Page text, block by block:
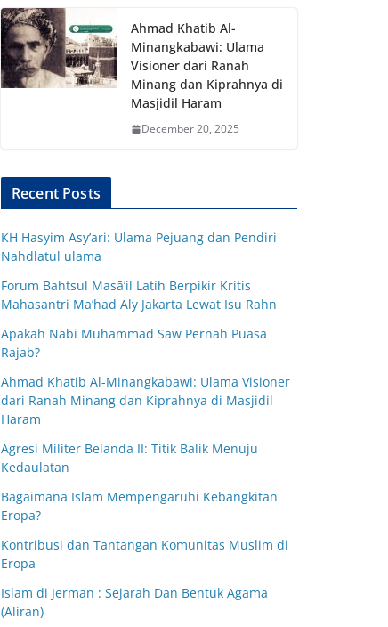
Ahmad Khatib Al-
Minangkabawi: Ulama
Visioner dari Ranah
Minang dan Kiprahnya di
Masjidil Haram
December 20, 2025
Recent Posts
KH Hasyim Asy’ari: Ulama Pejuang dan Pendiri
Nahdlatul ulama
Forum Bahtsul Masā’il Latih Berpikir Kritis
Mahasantri Ma’had Aly Jakarta Lewat Isu Rahn
Apakah Nabi Muhammad Saw Pernah Puasa
Rajab?
Ahmad Khatib Al-Minangkabawi: Ulama Visioner
dari Ranah Minang dan Kiprahnya di Masjidil
Haram
Agresi Militer Belanda II: Titik Balik Menuju
Kedaulatan
Bagaimana Islam Mempengaruhi Kebangkitan
Eropa?
Kontribusi dan Tantangan Komunitas Muslim di
Eropa
Islam di Jerman : Sejarah Dan Bentuk Agama
(Aliran)